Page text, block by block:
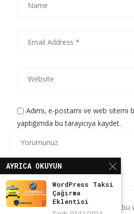
Adımı, e-postamı ve web
yaptığımda bu tarayıcıya kaydet.
* Bu formu kullanarak verilerinizin bu
AYRICA OKUYUN
WordPress Taksi
Çağırma
Eklentisi